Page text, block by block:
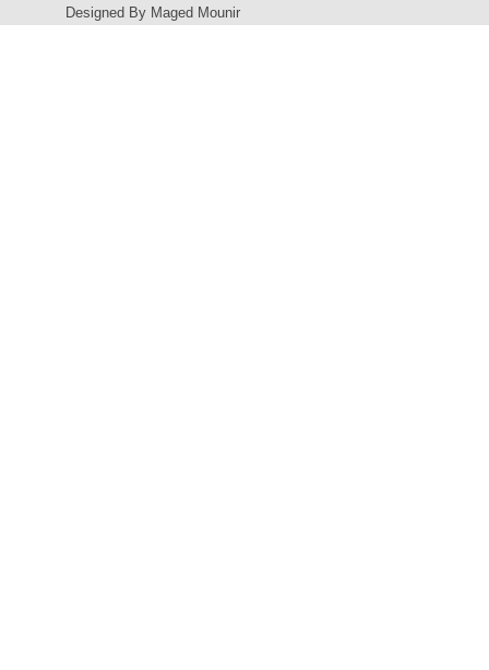
Designed By Maged Mounir